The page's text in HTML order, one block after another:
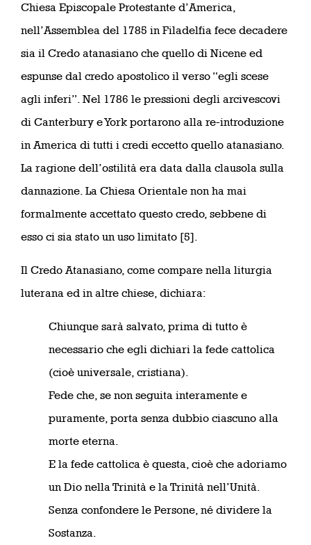
Chiesa Episcopale Protestante d’America,
nell’Assemblea del 1785 in Filadelfia fece decadere
sia il Credo atanasiano che quello di Nicene ed
espunse dal credo apostolico il verso “egli scese
agli inferi”. Nel 1786 le pressioni degli arcivescovi
di Canterbury e York portarono alla re-introduzione
in America di tutti i credi eccetto quello atanasiano.
La ragione dell’ostilità era data dalla clausola sulla
dannazione. La Chiesa Orientale non ha mai
formalmente accettato questo credo, sebbene di
esso ci sia stato un uso limitato [5].
Il Credo Atanasiano, come compare nella liturgia
luterana ed in altre chiese, dichiara:
Chiunque sarà salvato, prima di tutto è
necessario che egli dichiari la fede cattolica
(cioè universale, cristiana).
Fede che, se non seguita interamente e
puramente, porta senza dubbio ciascuno alla
morte eterna.
E la fede cattolica è questa, cioè che adoriamo
un Dio nella Trinità e la Trinità nell’Unità.
Senza confondere le Persone, né dividere la
Sostanza.